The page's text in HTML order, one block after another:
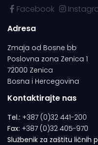
Facebook
Adresa
Zmaja od Bosne bb
Poslovna zona Zenica 1
72000 Zenica
Bosna i Hercegovina
Kontaktirajte nas
Tel.: +387 (0)32 441-200
Fax: +387 (0)32 405-970
Službenik za zaštitu ličnih